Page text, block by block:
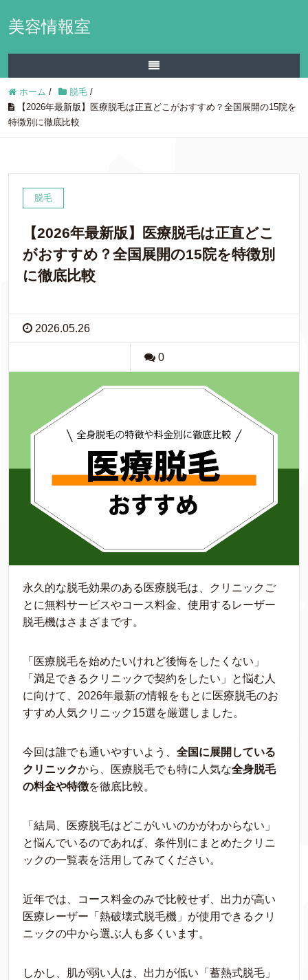
美容情報室
ホーム / 脱毛 /
【2026年最新版】医療脱毛は正直どこがおすすめ？全国展開の15院を
特徴別に徹底比較
脱毛
【2026年最新版】医療脱毛は正直どこ
がおすすめ？全国展開の15院を特徴別
に徹底比較
2026.05.26
0
永久的な脱毛効果のある医療脱毛は、クリニックご
とに無料サービスやコース料金、使用するレーザー
脱毛機はさまざまです。
「医療脱毛を始めたいけれど後悔をしたくない」
「満足できるクリニックで契約をしたい」と悩む人
に向けて、2026年最新の情報をもとに医療脱毛のお
すすめ人気クリニック15選を厳選しました。
今回は誰でも通いやすいよう、 全国に展開している
クリニックから、医療脱毛でも特に人気な全身脱毛
の料金や特徴を徹底比較。
「結局、医療脱毛はどこがいいのかがわからない」
と悩んでいるのであれば、条件別にまとめたクリニ
ックの一覧表を活用してみてください。
近年では、コース料金のみで比較せず、出力が高い
医療レーザー「熱破壊式脱毛機」が使用できるクリ
ニックの中から選ぶ人も多くいます。
しかし、肌が弱い人は、出力が低い「蓄熱式脱毛」